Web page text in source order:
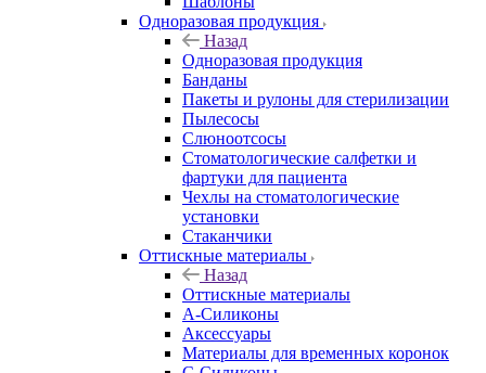
Одноразовая продукция
Назад
Одноразовая продукция
Банданы
Пакеты и рулоны для стерилизации
Пылесосы
Слюноотсосы
Стоматологические салфетки и
фартуки для пациента
Чехлы на стоматологические
установки
Стаканчики
Оттискные материалы
Назад
Оттискные материалы
А-Силиконы
Аксессуары
Материалы для временных коронок